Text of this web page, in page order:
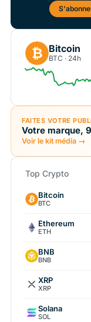
₿ Bitcoin
BTC · 24h
FAITES VOTRE
Votre marque,
Voir le kit média →
Top Crypto
Bitcoin
BTC
Ethereum
ETH
BNB
BNB
XRP
XRP
Solana
SOL